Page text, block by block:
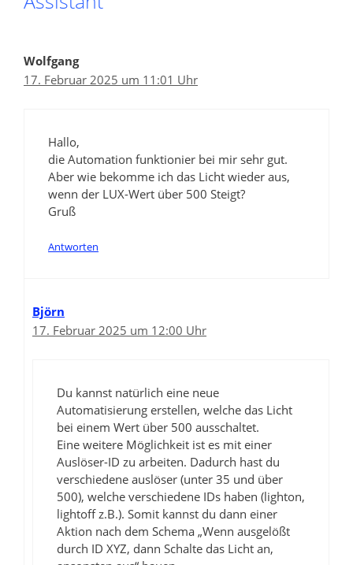
Wolfgang
17. Februar 2025 um 11:01 Uhr
Hallo,
die Automation funktionier bei mir sehr gut.
Aber wie bekomme ich das Licht wieder aus,
wenn der LUX-Wert über 500 Steigt?
Gruß
Antworten
Björn
17. Februar 2025 um 12:00 Uhr
Du kannst natürlich eine neue
Automatisierung erstellen, welche das Licht
bei einem Wert über 500 ausschaltet.
Eine weitere Möglichkeit ist es mit einer
Auslöser-ID zu arbeiten. Dadurch hast du
verschiedene auslöser (unter 35 und über
500), welche verschiedene IDs haben (lighton,
lightoff z.B.). Somit kannst du dann einer
Aktion nach dem Schema „Wenn ausgelößt
durch ID XYZ, dann Schalte das Licht an,